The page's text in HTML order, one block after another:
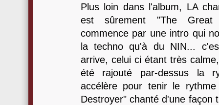
Plus loin dans l'album, LA
est sûrement "The
commence par une intro qui
la techno qu'à du NIN...
arrive, celui ci étant très
été rajouté par-dessus la
accélère pour tenir le
Destroyer" chanté d'une façon